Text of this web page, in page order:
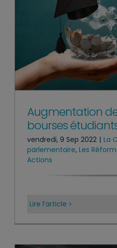
Augmentation
bourses
vendredi, 9 Sep 2022 | La
parlementaire, Les
Actions
Lire l’article